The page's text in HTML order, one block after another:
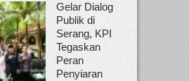
Gelar Dialog
Publik di
Serang, KPI
Tegaskan
Peran
Penyiaran